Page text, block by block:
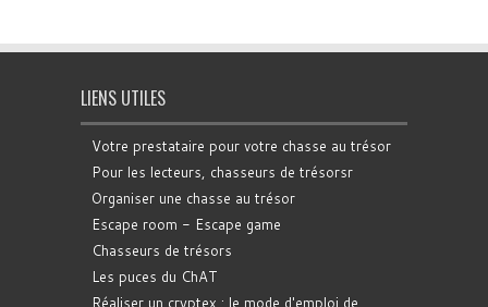
LIENS UTILES
Votre prestataire pour votre chasse au trésor
Pour les lecteurs, chasseurs de trésorsr
Organiser une chasse au trésor
Escape room - Escape game
Chasseurs de trésors
Les puces du ChAT
Réaliser un cryptex : le mode d'emploi de